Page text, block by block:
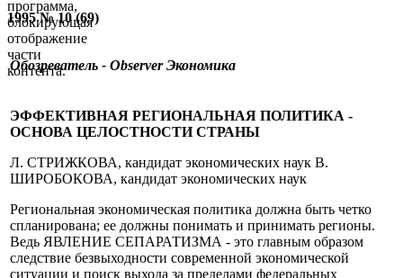
программа,
блокирующая
отображение
части
контента.
1995 № 10 (69)
Обозреватель - Observer Экономика
ЭФФЕКТИВНАЯ РЕГИОНАЛЬНАЯ ПОЛИТИКА -
ОСНОВА ЦЕЛОСТНОСТИ СТРАНЫ
Л. СТРИЖКОВА, кандидат экономических наук В.
ШИРОБОКОВА, кандидат экономических наук
Региональная экономическая политика должна быть четко
спланирована; ее должны понимать и принимать регионы.
Ведь ЯВЛЕНИЕ СЕПАРАТИЗМА - это главным образом
следствие безвыходности современной экономической
ситуации и поиск выхода за пределами федеральных